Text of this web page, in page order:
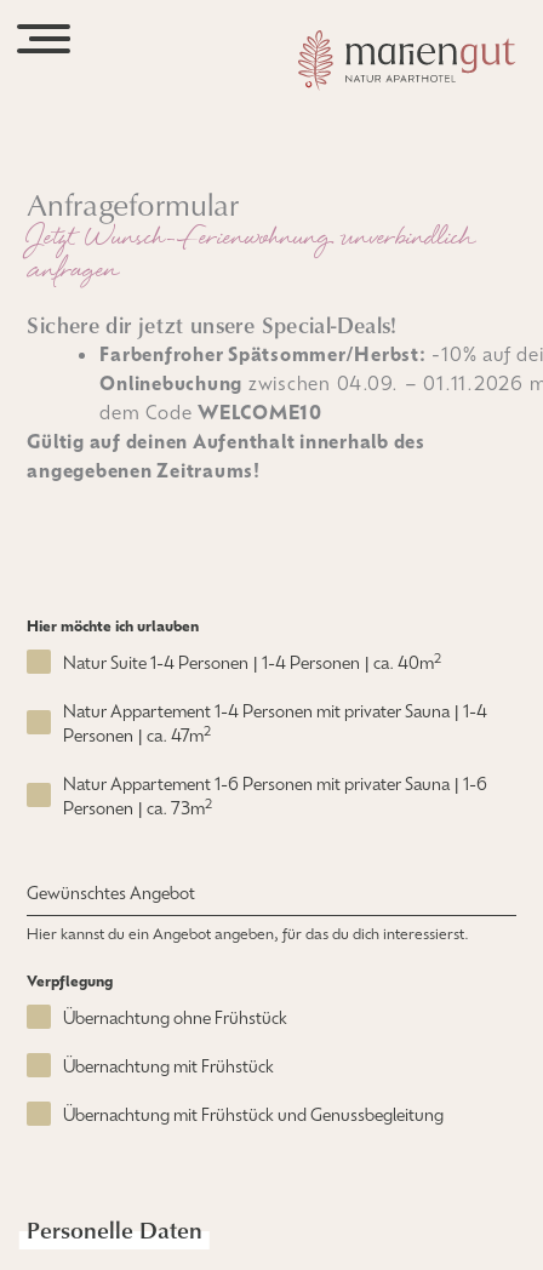
Anfrageformular
Jetzt Wunsch-Ferienwohnung unverbindlich
anfragen
Sichere dir jetzt unsere Special-Deals!
Farbenfroher Spätsommer/Herbst: -10% auf
Onlinebuchung zwischen 04.09. – 01.11.2026
dem CodeWELCOME10
Gültig auf deinen Aufenthalt innerhalb des
angegebenen Zeitraums!
Hier möchte ich urlauben
Natur Suite 1-4 Personen | 1-4 Personen | ca. 40m2
Natur Appartement 1-4 Personen mit privater Sauna | 1-4
Personen | ca. 47m2
Natur Appartement 1-6 Personen mit privater Sauna | 1-6
Personen | ca. 73m2
Gewünschtes Angebot
Hier kannst du ein Angebot angeben, für das du dich interessierst.
Verpflegung
Übernachtung ohne Frühstück
Übernachtung mit Frühstück
Übernachtung mit Frühstück und Genussbegleitung
Personelle Daten